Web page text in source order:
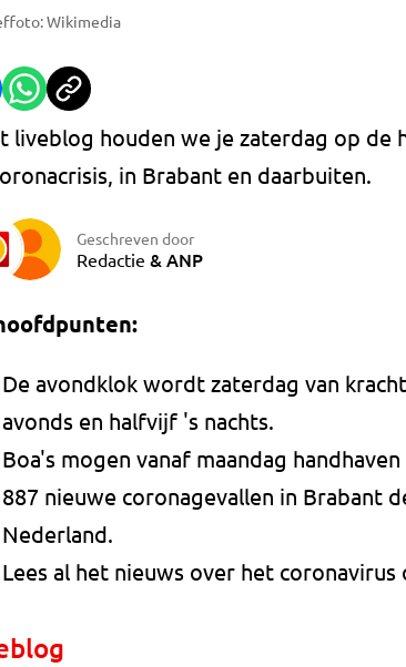
Wikimedia
liveblog houden we je zaterdag op de
in Brabant en daarbuiten.
Geschreven door
Redactie & ANP
De avondklok wordt zaterdag van
avonds en halfvijf 's nachts.
Boa's mogen vanaf maandag
887 nieuwe coronagevallen in Brabant
Nederland.
Lees al het nieuws over het coronavirus